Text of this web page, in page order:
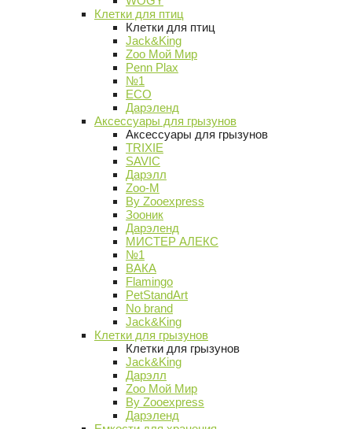
Клетки для птиц
Клетки для птиц
Jack&King
Zoo Мой Мир
Penn Plax
№1
ECO
Дарэленд
Аксессуары для грызунов
Аксессуары для грызунов
TRIXIE
SAVIC
Дарэлл
Zoo-M
By Zooexpress
Зооник
Дарэленд
МИСТЕР АЛЕКС
№1
ВАКА
Flamingo
PetStandArt
No brand
Jack&King
Клетки для грызунов
Клетки для грызунов
Jack&King
Дарэлл
Zoo Мой Мир
By Zooexpress
Дарэленд